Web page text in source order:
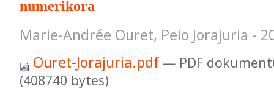
numerikora
Marie-Andrée Ouret, Peio Jorajuria -
Ouret-Jorajuria.pdf — PDF
(408740 bytes)